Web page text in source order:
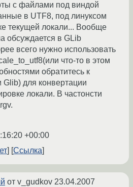
с файлами под виндой
в UTF8, под линуксом
текущей локали... Вообще
обсуждается в GLib
всего нужно использовать
что-то в этом
обратитесь к
Glib) для конвертации
локали. В частонсти
+00:00
Ссылка
от v_gudkov 23.04.2007